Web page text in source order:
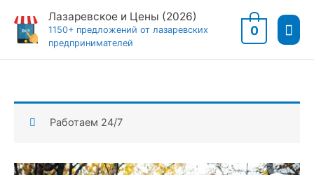
содержимому
Лазаревское и Цены (2026)
1150+ предложений от лазаревских
предпринимателей
0
Работаем 24/7